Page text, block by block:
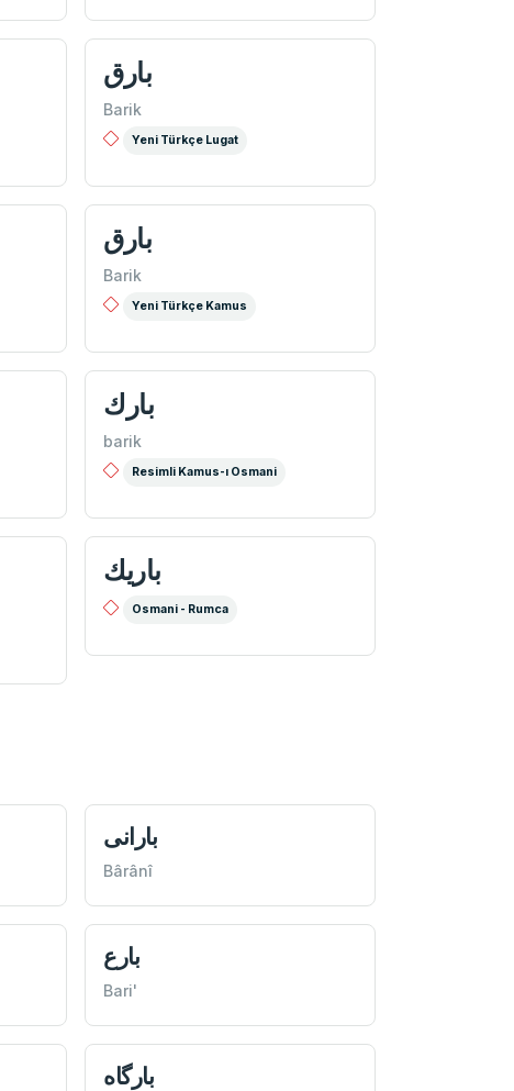
بارق
Barik
Yeni Türkçe Lugat
بارق
Barik
Yeni Türkçe Kamus
بارك
barik
Resimli Kamus-ı Osmani
باريك
Osmani - Rumca
بارانی
Bârânî
بارع
Bari'
بارگاه